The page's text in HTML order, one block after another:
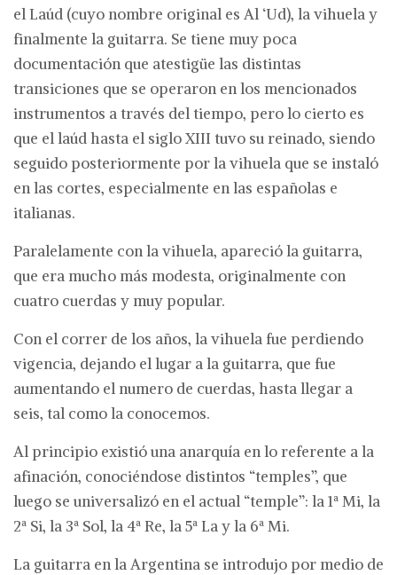
el Laúd (cuyo nombre original es Al ‘Ud), la vihuela y
finalmente la guitarra. Se tiene muy poca
documentación que atestigüe las distintas
transiciones que se operaron en los mencionados
instrumentos a través del tiempo, pero lo cierto es
que el laúd hasta el siglo XIII tuvo su reinado, siendo
seguido posteriormente por la vihuela que se instaló
en las cortes, especialmente en las españolas e
italianas.
Paralelamente con la vihuela, apareció la guitarra,
que era mucho más modesta, originalmente con
cuatro cuerdas y muy popular.
Con el correr de los años, la vihuela fue perdiendo
vigencia, dejando el lugar a la guitarra, que fue
aumentando el numero de cuerdas, hasta llegar a
seis, tal como la conocemos.
Al principio existió una anarquía en lo referente a la
afinación, conociéndose distintos “temples”, que
luego se universalizó en el actual “temple”: la 1ª Mi, la
2ª Si, la 3ª Sol, la 4ª Re, la 5ª La y la 6ª Mi.
La guitarra en la Argentina se introdujo por medio de